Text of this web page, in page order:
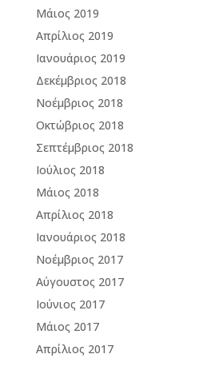
Μάιος 2019
Απρίλιος 2019
Ιανουάριος 2019
Δεκέμβριος 2018
Νοέμβριος 2018
Οκτώβριος 2018
Σεπτέμβριος 2018
Ιούλιος 2018
Μάιος 2018
Απρίλιος 2018
Ιανουάριος 2018
Νοέμβριος 2017
Αύγουστος 2017
Ιούνιος 2017
Μάιος 2017
Απρίλιος 2017